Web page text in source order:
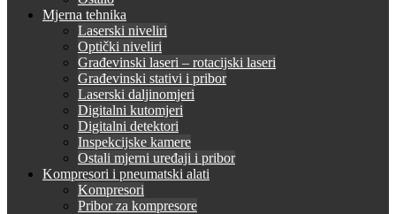
Mjerna tehnika
Laserski niveliri
Optički niveliri
Građevinski laseri – rotacijski laseri
Građevinski stativi i pribor
Laserski daljinomjeri
Digitalni kutomjeri
Digitalni detektori
Inspekcijske kamere
Ostali mjerni uređaji i pribor
Kompresori i pneumatski alati
Kompresori
Pribor za kompresore